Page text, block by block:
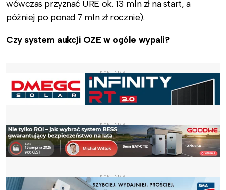
wówczas przyznać URE ok. 13 mln zł na start, a
później po ponad 7 mln zł rocznie).
Czy system aukcji OZE w ogóle wypali?
REKLAMA
REKLAMA
REKLAMA